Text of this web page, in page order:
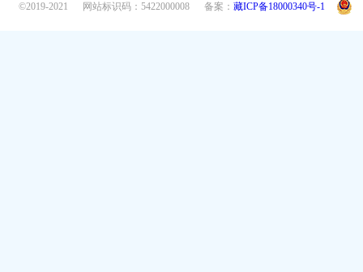
©2019-2021
网站标识码：5422000008 备案： 藏ICP备18000340号-1